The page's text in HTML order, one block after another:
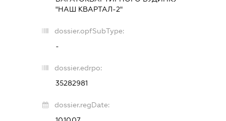
"НАШ КВАРТАЛ-2"
dossier.opfSubType:
-
dossier.edrpo:
35282981
dossier.regDate: